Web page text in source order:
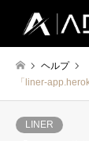
ヘルプ
「liner-
LINER